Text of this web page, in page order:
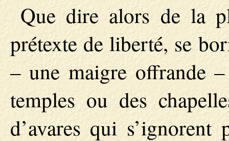
Que dire alors de la
prétexte de liberté, se
– une maigre offrande
temples ou des
d’avares qui